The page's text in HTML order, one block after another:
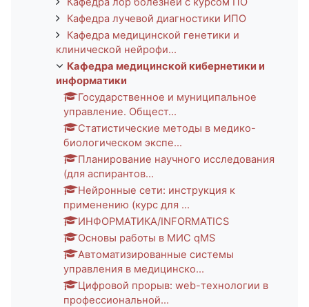
Кафедра лучевой диагностики ИПО
Кафедра медицинской генетики и
клинической нейрофи...
Кафедра медицинской кибернетики и
информатики
Государственное и муниципальное
управление. Общест...
Статистические методы в медико-
биологическом экспе...
Планирование научного исследования
(для аспирантов...
Нейронные сети: инструкция к
применению (курс для ...
ИНФОРМАТИКА/INFORMATICS
Основы работы в МИС qMS
Автоматизированные системы
управления в медицинско...
Цифровой прорыв: web-технологии в
профессиональной...